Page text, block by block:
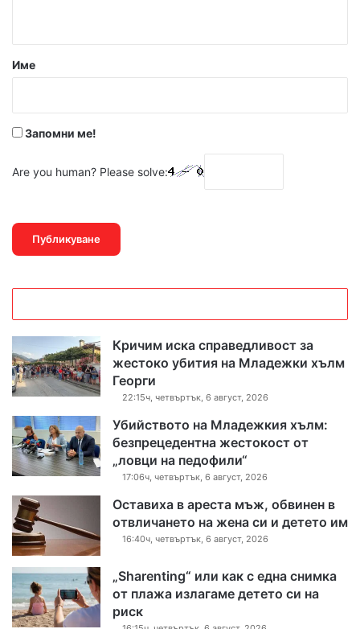
р
Име
Запомни ме!
Are you human? Please solve:
Кричим иска справедливост за
жестоко убития на Младежки хълм
Георги
22:15ч, четвъртък, 6 август, 2026
Убийството на Младежкия хълм:
безпрецедентна жестокост от
„ловци на педофили“
17:06ч, четвъртък, 6 август, 2026
Оставиха в ареста мъж, обвинен в
отвличането на жена си и детето им
16:40ч, четвъртък, 6 август, 2026
„Sharenting“ или как с една снимка
от плажа излагаме детето си на
риск